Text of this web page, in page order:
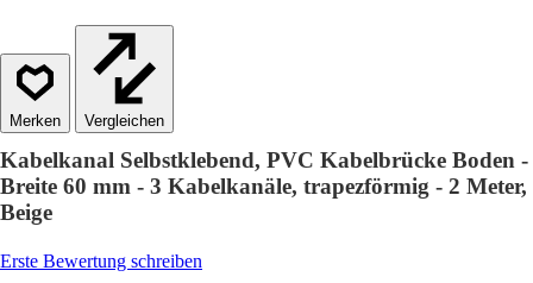
Vergleichen
Kabelkanal Selbstklebend, PVC Kabelbrücke Boden -
Breite 60 mm - 3 Kabelkanäle, trapezförmig - 2 Meter,
Beige
Erste Bewertung schreiben